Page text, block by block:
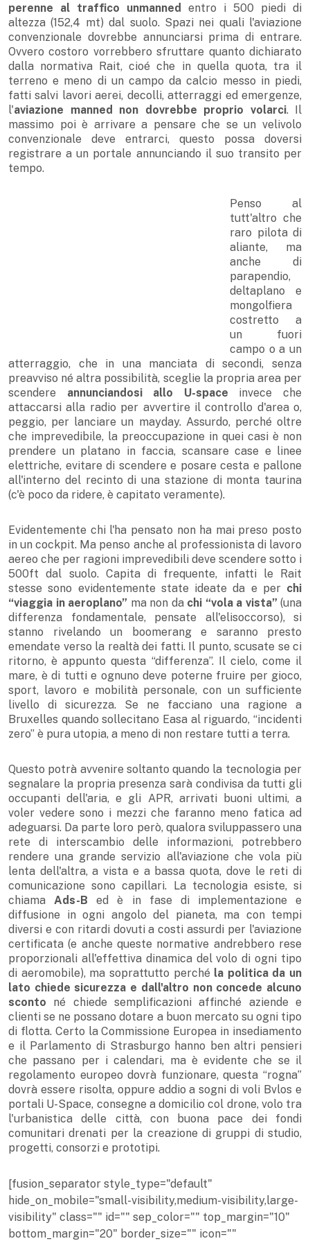
perenne al traffico unmanned
entro i 500 piedi di
altezza (152,4 mt) dal suolo. Spazi nei quali l'aviazione
convenzionale dovrebbe annunciarsi prima di entrare.
Ovvero costoro vorrebbero sfruttare quanto dichiarato
dalla normativa Rait, cioé che in quella quota, tra il
terreno e meno di un campo da calcio messo in piedi,
fatti salvi lavori aerei, decolli, atterraggi ed emergenze,
l'aviazione manned non dovrebbe proprio volarci. Il
massimo poi è arrivare a pensare che se un velivolo
convenzionale deve entrarci, questo possa doversi
registrare a un portale annunciando il suo transito per
tempo.
Penso al
tutt'altro che
raro pilota di
aliante, ma
anche di
parapendio,
deltaplano e
mongolfiera
costretto a
un fuori
campo o a un
atterraggio, che in una manciata di secondi, senza
preavviso né altra possibilità, sceglie la propria area per
scendere annunciandosi allo U-space invece che
attaccarsi alla radio per avvertire il controllo d'area o,
peggio, per lanciare un mayday. Assurdo, perché oltre
che imprevedibile, la preoccupazione in quei casi è non
prendere un platano in faccia, scansare case e linee
elettriche, evitare di scendere e posare cesta e pallone
all'interno del recinto di una stazione di monta taurina
(c'è poco da ridere, è capitato veramente).
Evidentemente chi l'ha pensato non ha mai preso posto
in un cockpit. Ma penso anche al professionista di lavoro
aereo che per ragioni imprevedibili deve scendere sotto i
500ft dal suolo. Capita di frequente, infatti le Rait
stesse sono evidentemente state ideate da e per chi
“viaggia in aeroplano” ma non da chi “vola a vista” (una
differenza fondamentale, pensate all'elisoccorso), si
stanno rivelando un boomerang e saranno presto
emendate verso la realtà dei fatti. Il punto, scusate se ci
ritorno, è appunto questa “differenza”. Il cielo, come il
mare, è di tutti e ognuno deve poterne fruire per gioco,
sport, lavoro e mobilità personale, con un sufficiente
livello di sicurezza. Se ne facciano una ragione a
Bruxelles quando sollecitano Easa al riguardo, “incidenti
zero” è pura utopia, a meno di non restare tutti a terra.
Questo potrà avvenire soltanto quando la tecnologia per
segnalare la propria presenza sarà condivisa da tutti gli
occupanti dell'aria, e gli APR, arrivati buoni ultimi, a
voler vedere sono i mezzi che faranno meno fatica ad
adeguarsi. Da parte loro però, qualora sviluppassero una
rete di interscambio delle informazioni, potrebbero
rendere una grande servizio all'aviazione che vola più
lenta dell'altra, a vista e a bassa quota, dove le reti di
comunicazione sono capillari. La tecnologia esiste, si
chiama Ads-B ed è in fase di implementazione e
diffusione in ogni angolo del pianeta, ma con tempi
diversi e con ritardi dovuti a costi assurdi per l'aviazione
certificata (e anche queste normative andrebbero rese
proporzionali all'effettiva dinamica del volo di ogni tipo
di aeromobile), ma soprattutto perché la politica da un
lato chiede sicurezza e dall'altro non concede alcuno
sconto né chiede semplificazioni affinché aziende e
clienti se ne possano dotare a buon mercato su ogni tipo
di flotta. Certo la Commissione Europea in insediamento
e il Parlamento di Strasburgo hanno ben altri pensieri
che passano per i calendari, ma è evidente che se il
regolamento europeo dovrà funzionare, questa “rogna”
dovrà essere risolta, oppure addio a sogni di voli Bvlos e
portali U-Space, consegne a domicilio col drone, volo tra
l'urbanistica delle città, con buona pace dei fondi
comunitari drenati per la creazione di gruppi di studio,
progetti, consorzi e prototipi.
[fusion_separator style_type="default"
hide_on_mobile="small-visibility,medium-visibility,large-
visibility" class="" id="" sep_color="" top_margin="10"
bottom_margin="20" border_size="" icon=""